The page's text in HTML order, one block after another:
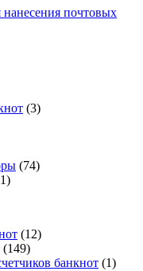
почтовых
(3)
(74)
(12)
(149)
банкнот (1)